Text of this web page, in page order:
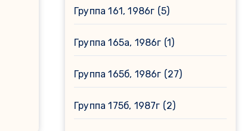
Группа 161, 1986г (5)
Группа 165а, 1986г (1)
Группа 165б, 1986г (27)
Группа 175б, 1987г (2)